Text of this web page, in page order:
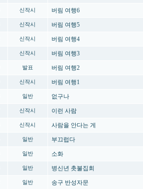
신작시 버림 여행6
신작시 버림 여행5
신작시 버림 여행4
신작시 버림 여행3
발표 버림 여행2
신작시 버림 여행1
일반 없구나
신작시 이런 사람
신작시 사람을 안다는 게
일반 부끄럽다
일반 소화
일반 병신년 촛불집회
일반 송구 반성자문